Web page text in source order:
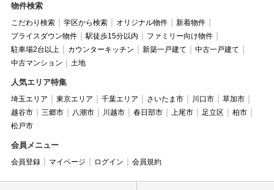
物件検索
こだわり検索 学区から検索 オリジナル物件
新着物件
プライスダウン物件
駅徒歩15分以内
ファミリー向け物件
駐車場2台以上
カウンターキッチン 新築一戸建て
中古一戸建て
中古マンション
土地
人気エリア特集
埼玉エリア 東京エリア 千葉エリア さいたま市 川口市
草加市
越谷市
三郷市 八潮市 川越市 春日部市 上尾市 足立区
柏市
松戸市
会員メニュー
会員登録 マイページ ログイン 会員規約